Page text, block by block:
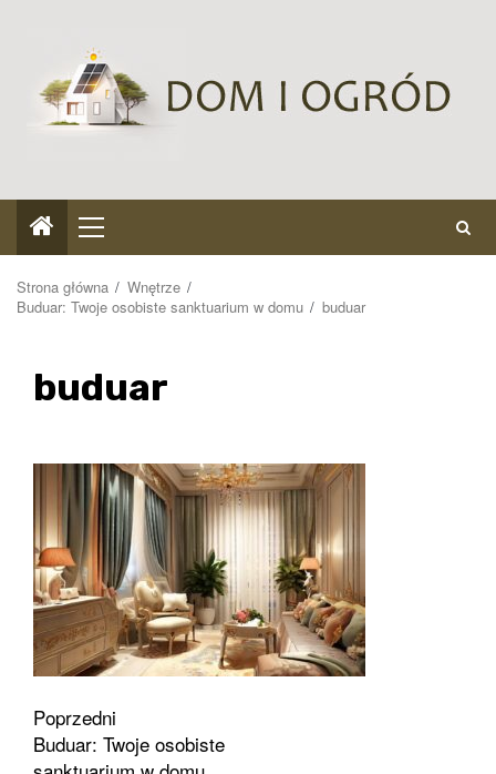
Menu
główne
Strona główna
Wnętrze
Buduar: Twoje osobiste sanktuarium w domu
buduar
buduar
Zobacz
wpisy
Poprzedni
Buduar: Twoje osobiste